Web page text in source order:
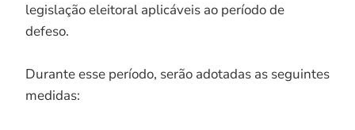
legislação eleitoral aplicáveis ao período de
defeso.
Durante esse período, serão adotadas as seguintes
medidas: